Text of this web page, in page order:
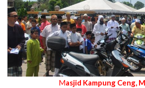
Masjid Kampung Ceng,